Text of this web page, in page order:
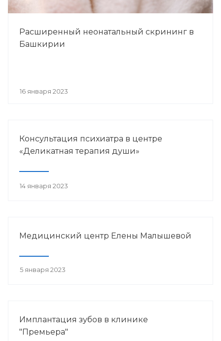
Расширенный неонатальный скрининг в
Башкирии
16 января 2023
Консультация психиатра в центре
«Деликатная терапия души»
14 января 2023
Медицинский центр Елены Малышевой
5 января 2023
Имплантация зубов в клинике
"Премьера"